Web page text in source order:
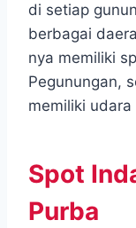
di setiap
berbagai
nya memiliki
Pegunungan,
memiliki udara
Spot
Purba